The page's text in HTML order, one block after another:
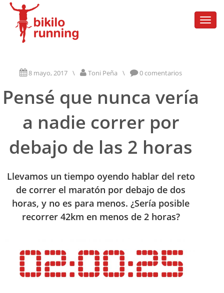
8 mayo, 2017 \ Toni Peña \ 0 comentarios
Pensé que nunca vería
a nadie correr por
debajo de las 2 horas
Llevamos un tiempo oyendo hablar del reto
de correr el maratón por debajo de dos
horas, y no es para menos. ¿Sería posible
recorrer 42km en menos de 2 horas?